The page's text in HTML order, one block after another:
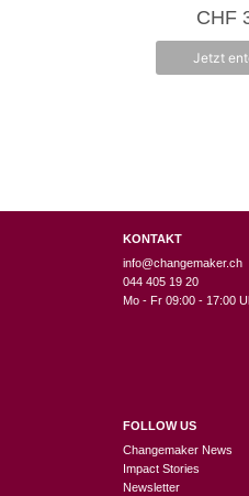
CHF
Jetzt
KONTAKT
info@changemaker.ch
044 405 19 20
Mo - Fr 09:00 - 17:00
FOLLOW US
Changemaker News
Impact Stories
Newsletter